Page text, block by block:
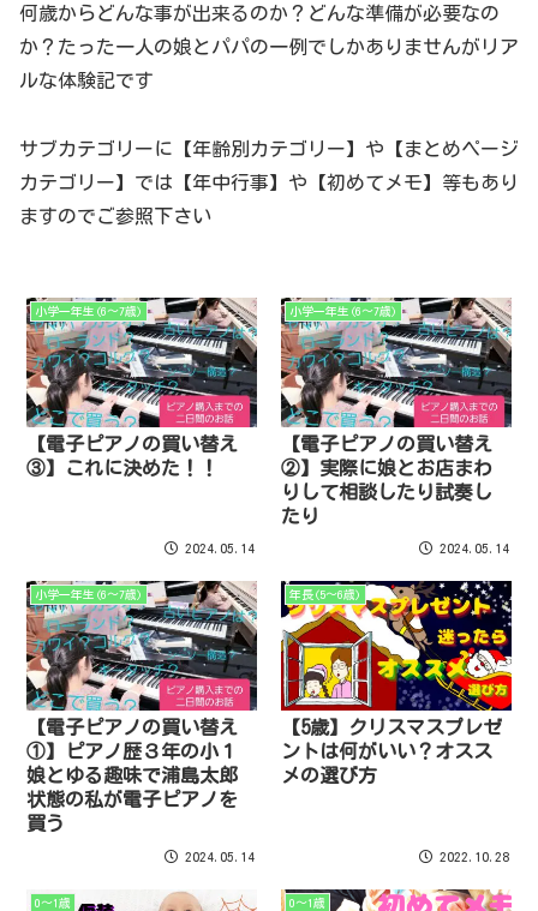
何歳からどんな事が出来るのか？どんな準備が必要なの
か？たった一人の娘とパパの一例でしかありませんがリア
ルな体験記です
サブカテゴリーに【年齢別カテゴリー】や【まとめページ
カテゴリー】では【年中行事】や【初めてメモ】等もあり
ますのでご参照下さい
小学一年生(6～7歳)
【電子ピアノの買い替え
③】これに決めた！！
2024.05.14
小学一年生(6～7歳)
【電子ピアノの買い替え
②】実際に娘とお店まわ
りして相談したり試奏し
たり
2024.05.14
小学一年生(6～7歳)
【電子ピアノの買い替え
①】ピアノ歴３年の小１
娘とゆる趣味で浦島太郎
状態の私が電子ピアノを
買う
2024.05.14
年長(5～6歳)
【5歳】クリスマスプレゼ
ントは何がいい？オスス
メの選び方
2022.10.28
0～1歳 0～1歳